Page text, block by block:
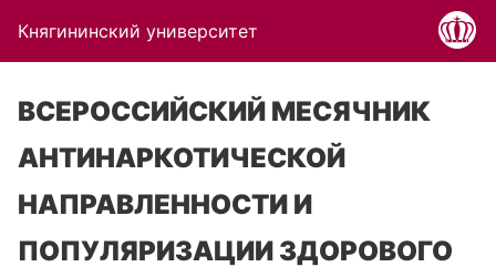
Княгининский университет
ВСЕРОССИЙСКИЙ МЕСЯЧНИК
АНТИНАРКОТИЧЕСКОЙ
НАПРАВЛЕННОСТИ И
ПОПУЛЯРИЗАЦИИ ЗДОРОВОГО